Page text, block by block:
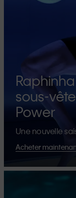
sous-
Power
Une nouvelle
Acheter